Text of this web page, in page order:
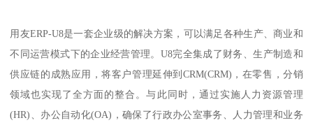
用友ERP-U8是一套企业级的解决方案，可以满足各种生产、商业和
不同运营模式下的企业经营管理。U8完全集成了财务、生产制造和
供应链的成熟应用，将客户管理延伸到CRM(CRM)，在零售，分销
领域也实现了全方面的整合。与此同时，通过实施人力资源管理
(HR)、办公自动化(OA)，确保了行政办公室事务、人力管理和业务